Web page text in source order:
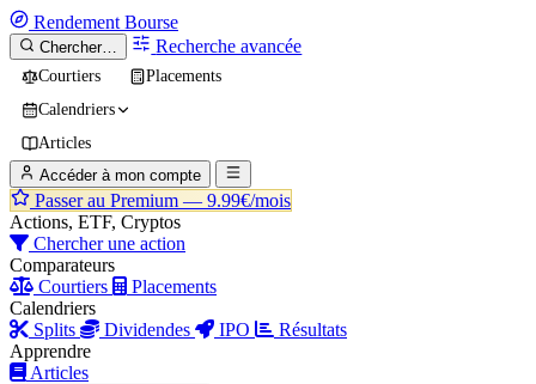
Rendement Bourse
Chercher… Recherche avancée
Courtiers
Placements
Calendriers
Articles
Accéder à mon compte
Passer au Premium — 9.99€/mois
Actions, ETF, Cryptos
Chercher une action
Comparateurs
Courtiers
Placements
Calendriers
Splits
Dividendes IPO
Résultats
Apprendre
Articles